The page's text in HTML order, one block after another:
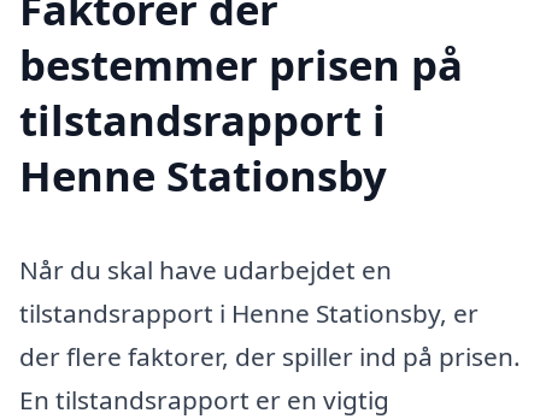
bestemmer prisen på
tilstandsrapport i
Henne Stationsby
Når du skal have udarbejdet en
tilstandsrapport i Henne Stationsby, er
der flere faktorer, der spiller ind på prisen.
En tilstandsrapport er en vigtig